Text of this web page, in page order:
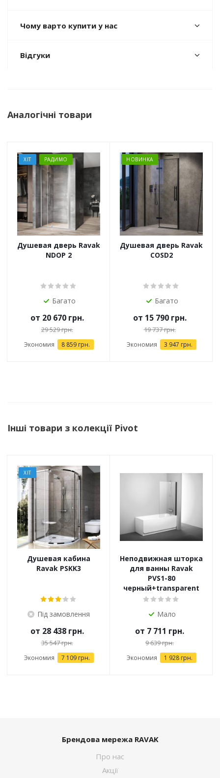
Чому варто купити у нас
Відгуки
Аналогічні товари
ХІТ РАДИМО
Душевая дверь Ravak
NDOP 2
Багато
от 20 670 грн.
29 529 грн.
Экономия 8 859 грн.
НОВИНКА
Душевая дверь Ravak
COSD2
Багато
от 15 790 грн.
19 737 грн.
Экономия 3 947 грн.
Інші товари з колекції Pivot
ХІТ
Душевая кабина
Ravak PSKK3
Під замовлення
от 28 438 грн.
35 547 грн.
Экономия 7 109 грн.
Неподвижная шторка
для ванны Ravak
PVS1-80
черный+transparent
Мало
от 7 711 грн.
9 639 грн.
Экономия 1 928 грн.
Брендова мережа RAVAK
Про нас
Акції